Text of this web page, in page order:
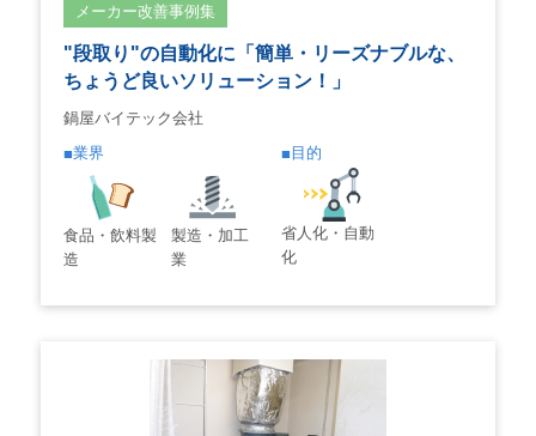
メーカー改善事例集
"段取り"の自動化に「簡単・リーズナブルな、
ちょうど良いソリューション！」
鍋屋バイテック会社
業界
食品・飲料製
造
製造・加工
業
目的
省人化・自動
化